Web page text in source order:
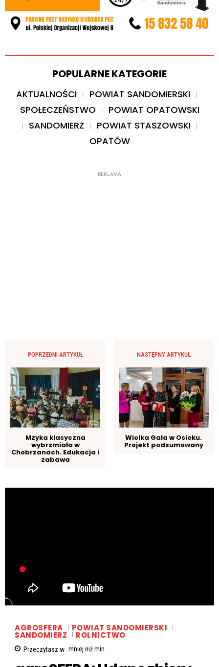
POPULARNE KATEGORIE
AKTUALNOŚCI
POWIAT SANDOMIERSKI
SPOŁECZEŃSTWO
POWIAT OPATOWSKI
SANDOMIERZ
POWIAT STASZOWSKI
OPATÓW
REKLAMA
POPRZEDNI ARTYKUŁ
Mzyka klasyczna
wybrzmiała w
Chobrzanach. Edukacja i
zabawa
NASTĘPNY ARTYKUŁ
Wielka Gala w Osieku.
Projekt podsumowany